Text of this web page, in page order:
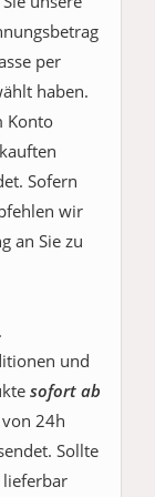
per
haben.
Konto
Sofern
wir
an Sie zu
und
sofort ab
24h
Sollte
lieferbar